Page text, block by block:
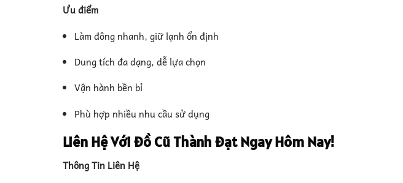
Ưu điểm
Làm đông nhanh, giữ lạnh ổn định
Dung tích đa dạng, dễ lựa chọn
Vận hành bền bỉ
Phù hợp nhiều nhu cầu sử dụng
Liên Hệ Với Đồ Cũ Thành Đạt Ngay Hôm Nay!
Thông Tin Liên Hệ